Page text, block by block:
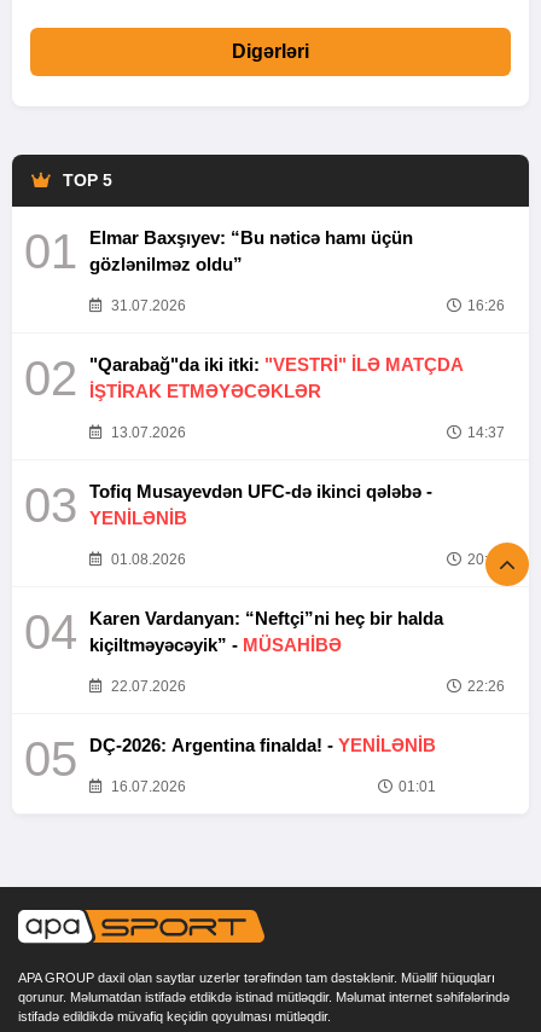
Digərləri
TOP 5
01
Elmar Baxşıyev: “Bu nəticə hamı üçün
gözlənilməz oldu”
31.07.2026 16:26
02 "Qarabağ"da iki itki: "VESTRİ" İLƏ MATÇDA
İŞTİRAK ETMƏYƏCƏKLƏR
13.07.2026 14:37
03
Tofiq Musayevdən UFC-də ikinci qələbə -
YENİLƏNİB
01.08.2026 20:52
04
Karen Vardanyan: “Neftçi”ni heç bir halda
kiçiltməyəcəyik” - MÜSAHİBƏ
22.07.2026 22:26
05 DÇ-2026: Argentina finalda! - YENİLƏNİB
16.07.2026 01:01
APA GROUP daxil olan saytlar uzerlər tərəfindən tam dəstəklənir. Müəllif hüquqları
qorunur. Məlumatdan istifadə etdikdə istinad mütləqdir. Məlumat internet səhifələrində
istifadə edildikdə müvafiq keçidin qoyulması mütləqdir.